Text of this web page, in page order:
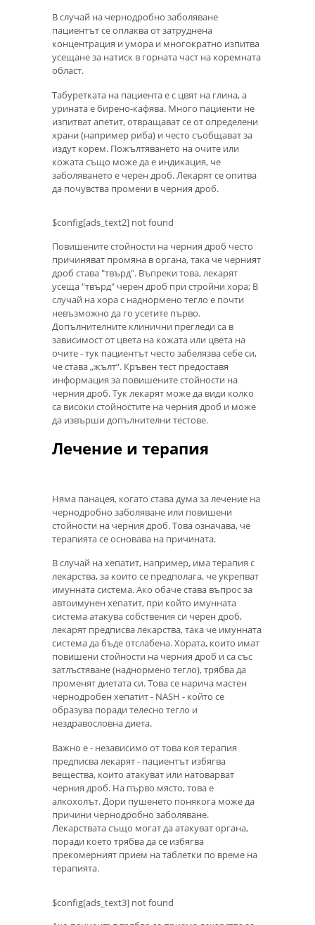
В случай на чернодробно заболяване
пациентът се оплаква от затруднена
концентрация и умора и многократно изпитва
усещане за натиск в горната част на коремната
област.
Табуретката на пациента е с цвят на глина, а
урината е бирено-кафява. Много пациенти не
изпитват апетит, отвращават се от определени
храни (например риба) и често съобщават за
издут корем. Пожълтяването на очите или
кожата също може да е индикация, че
заболяването е черен дроб. Лекарят се опитва
да почувства промени в черния дроб.
$config[ads_text2] not found
Повишените стойности на черния дроб често
причиняват промяна в органа, така че черният
дроб става "твърд". Въпреки това, лекарят
усеща "твърд" черен дроб при стройни хора; В
случай на хора с наднормено тегло е почти
невъзможно да го усетите първо.
Допълнителните клинични прегледи са в
зависимост от цвета на кожата или цвета на
очите - тук пациентът често забелязва себе си,
че става „жълт“. Кръвен тест предоставя
информация за повишените стойности на
черния дроб. Тук лекарят може да види колко
са високи стойностите на черния дроб и може
да извърши допълнителни тестове.
Лечение и терапия
Няма панацея, когато става дума за лечение на
чернодробно заболяване или повишени
стойности на черния дроб. Това означава, че
терапията се основава на причината.
В случай на хепатит, например, има терапия с
лекарства, за които се предполага, че укрепват
имунната система. Ако обаче става въпрос за
автоимунен хепатит, при който имунната
система атакува собствения си черен дроб,
лекарят предписва лекарства, така че имунната
система да бъде отслабена. Хората, които имат
повишени стойности на черния дроб и са със
затлъстяване (наднормено тегло), трябва да
променят диетата си. Това се нарича мастен
чернодробен хепатит - NASH - който се
образува поради телесно тегло и
нездравословна диета.
Важно е - независимо от това коя терапия
предписва лекарят - пациентът избягва
вещества, които атакуват или натоварват
черния дроб. На първо място, това е
алкохолът. Дори пушенето понякога може да
причини чернодробно заболяване.
Лекарствата също могат да атакуват органа,
поради което трябва да се избягва
прекомерният прием на таблетки по време на
терапията.
$config[ads_text3] not found